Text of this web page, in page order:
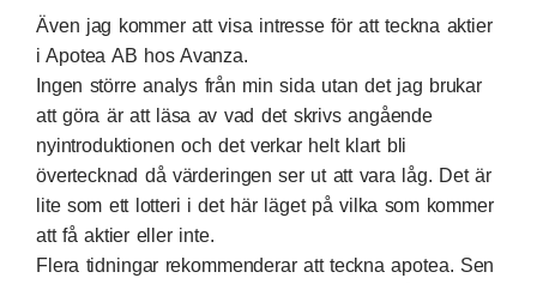
Även jag kommer att visa intresse för att teckna aktier
i Apotea AB hos Avanza.
Ingen större analys från min sida utan det jag brukar
att göra är att läsa av vad det skrivs angående
nyintroduktionen och det verkar helt klart bli
övertecknad då värderingen ser ut att vara låg. Det är
lite som ett lotteri i det här läget på vilka som kommer
att få aktier eller inte.
Flera tidningar rekommenderar att tecknaapotea. Sen